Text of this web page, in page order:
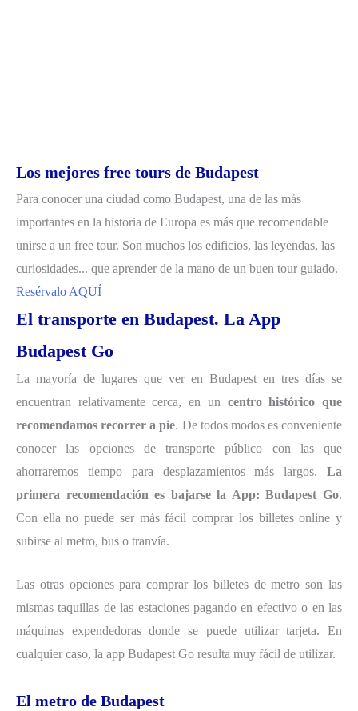
Los mejores free tours de Budapest
Para conocer una ciudad como Budapest, una de las más
importantes en la historia de Europa es más que recomendable
unirse a un free tour. Son muchos los edificios, las leyendas, las
curiosidades... que aprender de la mano de un buen tour guiado.
Resérvalo AQUÍ
El transporte en Budapest. La App
Budapest Go
La mayoría de lugares que ver en Budapest en tres días se
encuentran relativamente cerca, en un centro histórico que
recomendamos recorrer a pie. De todos modos es conveniente
conocer las opciones de transporte público con las que
ahorraremos tiempo para desplazamientos más largos. La
primera recomendación es bajarse la App: Budapest Go.
Con ella no puede ser más fácil comprar los billetes online y
subirse al metro, bus o tranvía.
Las otras opciones para comprar los billetes de metro son las
mismas taquillas de las estaciones pagando en efectivo o en las
máquinas expendedoras donde se puede utilizar tarjeta. En
cualquier caso, la app Budapest Go resulta muy fácil de utilizar.
El metro de Budapest